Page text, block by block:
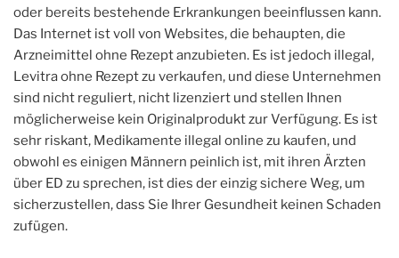
oder bereits bestehende Erkrankungen beeinflussen kann.
Das Internet ist voll von Websites, die behaupten, die
Arzneimittel ohne Rezept anzubieten. Es ist jedoch illegal,
Levitra ohne Rezept zu verkaufen, und diese Unternehmen
sind nicht reguliert, nicht lizenziert und stellen Ihnen
möglicherweise kein Originalprodukt zur Verfügung. Es ist
sehr riskant, Medikamente illegal online zu kaufen, und
obwohl es einigen Männern peinlich ist, mit ihren Ärzten
über ED zu sprechen, ist dies der einzig sichere Weg, um
sicherzustellen, dass Sie Ihrer Gesundheit keinen Schaden
zufügen.